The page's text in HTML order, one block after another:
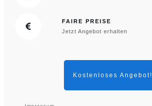
FAIRE PREISE
Jetzt Angebot erhalten
Kostenloses Angebot!